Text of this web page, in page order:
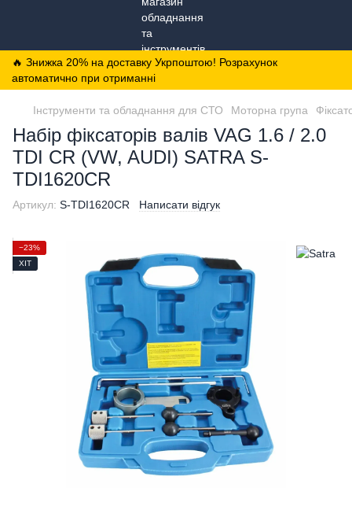
🔥 Знижка 20% на доставку Укрпоштою! Розрахунок
автоматично при отриманні
Інструменти та обладнання для СТО Моторна група
Набір фіксаторів валів VAG 1.6 / 2.0
TDI CR (VW, AUDI) SATRA S-
TDI1620CR
Артикул: S-TDI1620CR Написати відгук
−23%
ХІТ